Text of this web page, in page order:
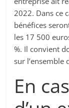
2022. Dans ce
bénéfices
les 17 500
%. Il convient
sur l’ensemble
En